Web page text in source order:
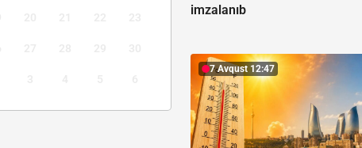
imzalanıb
7 Avqust 12:47